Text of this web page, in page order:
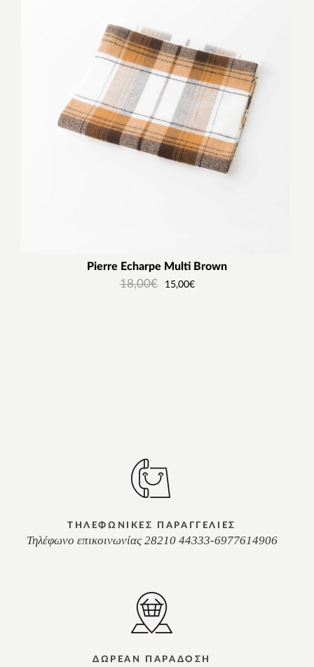
Pierre Echarpe Multi Brown
18,00€ 15,00€
ΤΗΛΕΦΩΝΙΚΕΣ ΠΑΡΑΓΓΕΛΙΕΣ
Τηλέφωνο επικοινωνίας 28210 44333-6977614906
ΔΩΡΕΑΝ ΠΑΡΑΔΟΣΗ